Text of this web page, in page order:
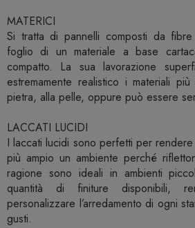
MATERICI
Si tratta di pannelli composti da
foglio di un materiale a base
compatto. La sua lavorazione
estremamente realistico i materiali
pietra, alla pelle, oppure può essere
LACCATI LUCIDI
I laccati lucidi sono perfetti per rendere
più ampio un ambiente perché
ragione sono ideali in ambienti
quantità di finiture disponibili,
personalizzare l’arredamento di ogni
gusti.